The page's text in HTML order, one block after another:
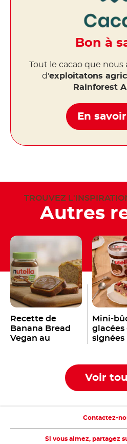
Bon à
Tout le cacao que
d'exploitatons
Rainforest
En
TROUVEZ
Autres
Recette de
Banana Bread
Vegan au
Mini-
glacées
Voir
Si vous aimez, partagez
Contactez-